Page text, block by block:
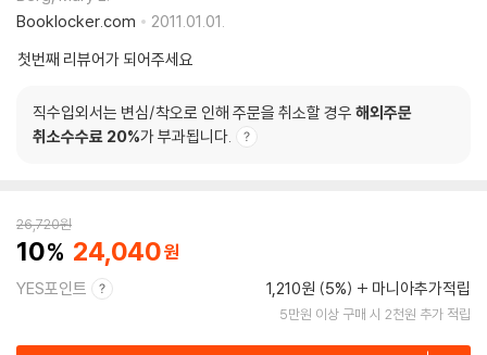
Booklocker.com
2011.01.01.
첫번째 리뷰어가 되어주세요
직수입외서는 변심/착오로 인해 주문을 취소할 경우 해외주문
취소수수료 20%가 부과됩니다.
26,720원
10 24,040
YES포인트 1,210원 (5%) 마니아추가적립
5만원 이상 구매 시 2천원 추가 적립